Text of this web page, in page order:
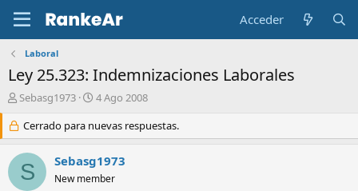
Acceder
Laboral
Ley 25.323: Indemnizaciones Laborales
A
t
o
r
Sebasg1973
F
c
h
a
d
e
4 Ago 2008
Cerrado para nuevas respuestas.
S Sebasg1973
New member